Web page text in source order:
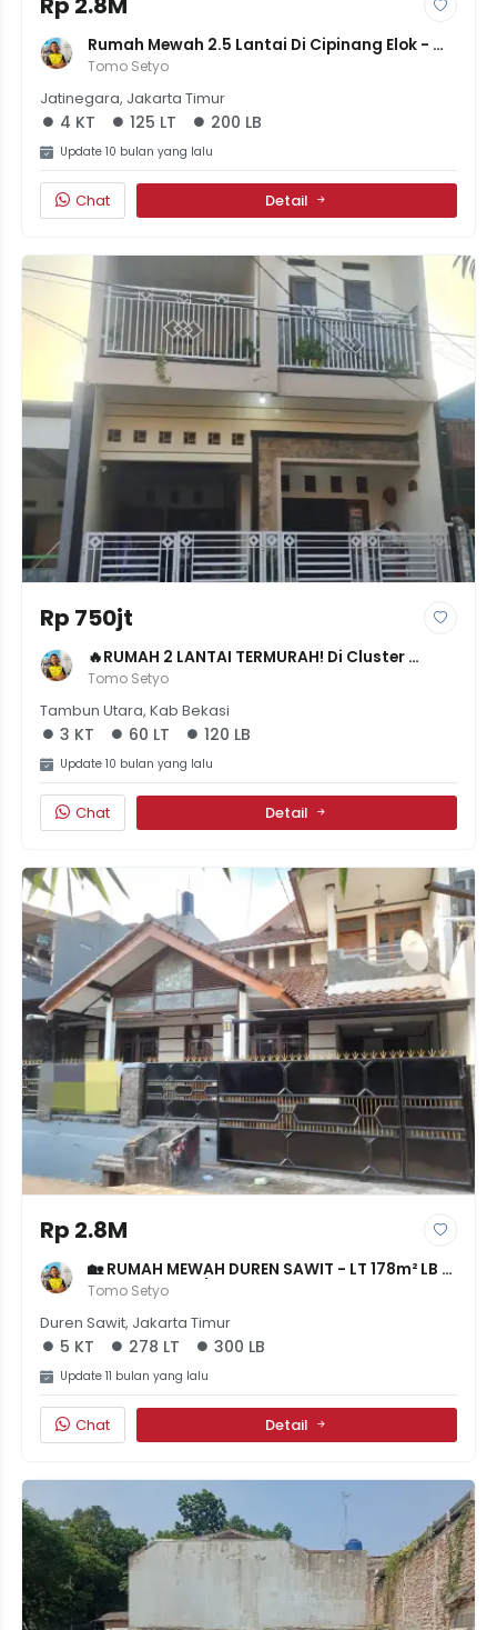
Rumah Mewah 2.5 Lantai Di Cipinang Elok -
Konsep Minimalis Modern + Solar Cell - Rp
Tomo Setyo
Jatinegara, Jakarta Timur
4 KT 125 LT 200 LB
Update 10 bulan yang lalu
Chat Detail
Rp 750jt
🔥RUMAH 2 LANTAI TERMURAH! Di Cluster
Mutiara Gading Riviera, 700 Jutaan Nego!
Siap Huni.
Tomo Setyo
Tambun Utara, Kab Bekasi
3 KT 60 LT 120 LB
Update 10 bulan yang lalu
Chat Detail
Rp 2.8M
🏡 RUMAH MEWAH DUREN SAWIT - LT 178m² LB
300m² - 4+1KT/3KM - AKSES 2MOBIL - TIDAK
BANJIR - 2.8M NEGO
Tomo Setyo
Duren Sawit, Jakarta Timur
5 KT 278 LT 300 LB
Update 11 bulan yang lalu
Chat Detail